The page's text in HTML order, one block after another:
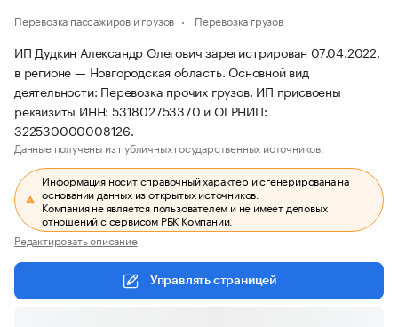
Перевозка пассажиров и грузов Перевозка грузов
ИП Дудкин Александр Олегович зарегистрирован 07.04.2022,
в регионе — Новгородская область. Основной вид
деятельности: Перевозка прочих грузов. ИП присвоены
реквизиты ИНН: 531802753370 и ОГРНИП:
322530000008126.
Данные получены из публичных государственных источников.
Информация носит справочный характер и сгенерирована на
основании данных из открытых источников.
Компания не является пользователем и не имеет деловых
отношений с сервисом РБК Компании.
Редактировать описание
Управлять страницей